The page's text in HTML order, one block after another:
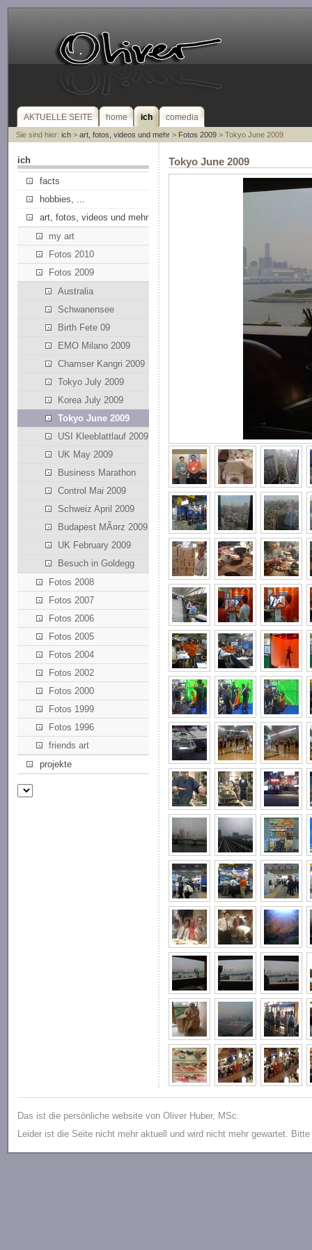
AKTUELLE SEITE home ich comedia
Sie sind hier: ich> art, fotos, videos und mehr> Fotos 2009> Tokyo June 2009
ich
facts
hobbies, ...
art, fotos, videos und mehr
my art
Fotos 2010
Fotos 2009
Australia
Schwanensee
Birth Fete 09
EMO Milano 2009
Chamser Kangri 2009
Tokyo July 2009
Korea July 2009
Tokyo June 2009
USI Kleeblattlauf 2009
UK May 2009
Business Marathon
Control Mai 2009
Schweiz April 2009
Budapest MÃ¤rz 2009
UK February 2009
Besuch in Goldegg
Fotos 2008
Fotos 2007
Fotos 2006
Fotos 2005
Fotos 2004
Fotos 2002
Fotos 2000
Fotos 1999
Fotos 1996
friends art
projekte
Tokyo June 2009
Das ist die persönliche website von Oliver Huber, MSc.
Leider ist die Seite nicht mehr aktuell und wird nicht mehr gewartet.